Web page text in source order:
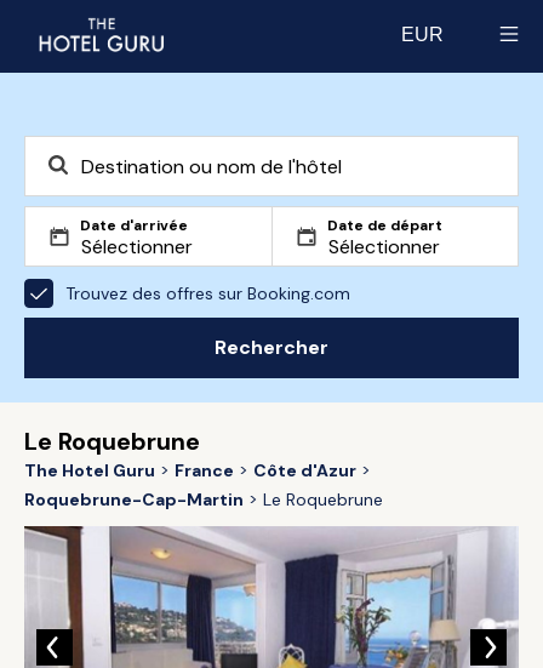
EUR
Date d'arrivée Date de départ
Trouvez des offres sur Booking.com
Rechercher
Le Roquebrune
The Hotel Guru France
Côte d'Azur
Roquebrune-Cap-Martin
Le Roquebrune